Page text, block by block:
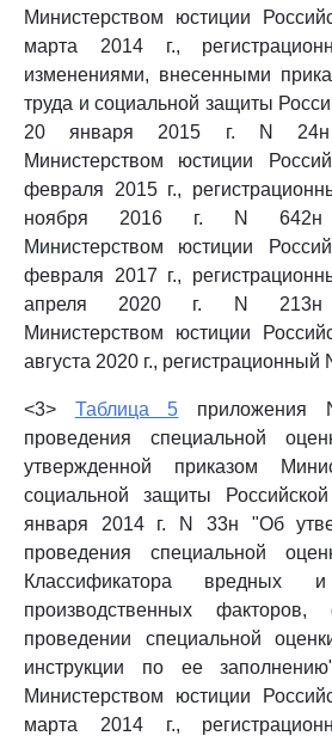
Министерством юстиции
марта 2014 г.,
изменениями, внесенными
труда и социальной защиты
20 января 2015 г. N 24н
Министерством юстиции
февраля 2015 г.,
ноября 2016 г. N 642н
Министерством юстиции
февраля 2017 г.,
апреля 2020 г. N 213н
Министерством юстиции
августа 2020 г., регистрационный
<3> Таблица 5 приложения
проведения специальной
утвержденной приказом
социальной защиты
января 2014 г. N 33н "Об
проведения специальной
Классификатора вредных
производственных
проведении специальной
инструкции по ее
Министерством юстиции
марта 2014 г.,